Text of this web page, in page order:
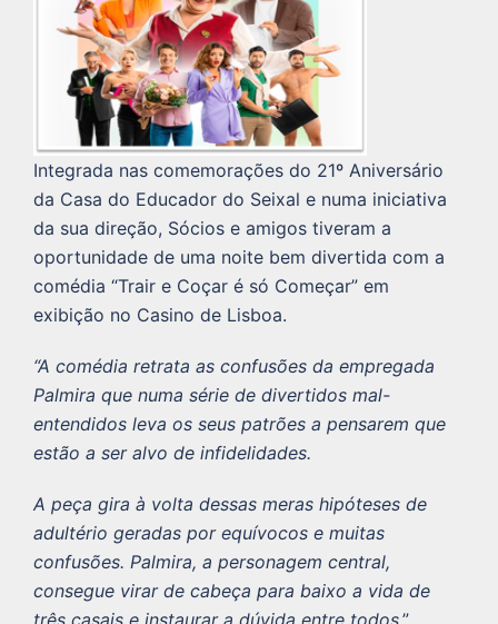
Integrada nas comemorações do 21º Aniversário
da Casa do Educador do Seixal e numa iniciativa
da sua direção, Sócios e amigos tiveram a
oportunidade de uma noite bem divertida com a
comédia “Trair e Coçar é só Começar” em
exibição no Casino de Lisboa.
“A comédia retrata as confusões da empregada
Palmira que numa série de divertidos mal-
entendidos leva os seus patrões a pensarem que
estão a ser alvo de infidelidades.
A peça gira à volta dessas meras hipóteses de
adultério geradas por equívocos e muitas
confusões. Palmira, a personagem central,
consegue virar de cabeça para baixo a vida de
três casais e instaurar a dúvida entre todos.”